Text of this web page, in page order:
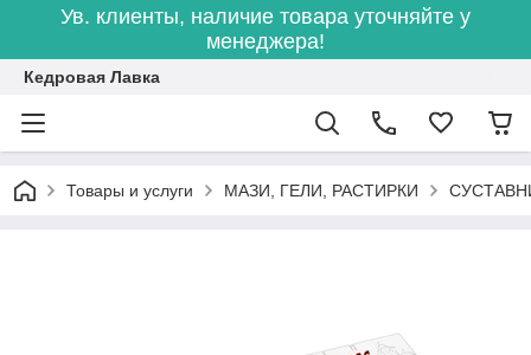
Ув. клиенты, наличие товара уточняйте у
менеджера!
Кедровая Лавка
Товары и услуги МАЗИ, ГЕЛИ, РАСТИРКИ